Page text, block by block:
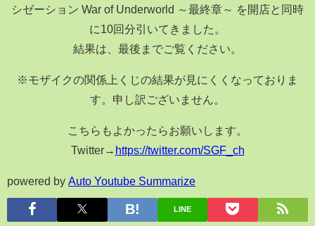
シゼーション War of Underworld ～最終章～ を開店と同時
に10回分引いてきました。
結果は、最後までご覧ください。
※モザイクの関係上くじの結果が見にくくなっておりま
す。申し訳ございません。
こちらもよかったらお願いします。
Twitter→ https://twitter.com/SGF_ch
powered by Auto Youtube Summarize
LINE